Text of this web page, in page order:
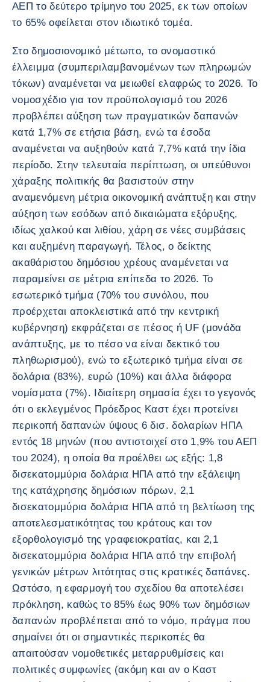
ΑΕΠ το δεύτερο τρίμηνο του 2025, εκ των οποίων
το 65% οφείλεται στον ιδιωτικό τομέα.
Στο δημοσιονομικό μέτωπο, το ονομαστικό
έλλειμμα (συμπεριλαμβανομένων των πληρωμών
τόκων) αναμένεται να μειωθεί ελαφρώς το 2026. Το
νομοσχέδιο για τον προϋπολογισμό του 2026
προβλέπει αύξηση των πραγματικών δαπανών
κατά 1,7% σε ετήσια βάση, ενώ τα έσοδα
αναμένεται να αυξηθούν κατά 7,7% κατά την ίδια
περίοδο. Στην τελευταία περίπτωση, οι υπεύθυνοι
χάραξης πολιτικής θα βασιστούν στην
αναμενόμενη μέτρια οικονομική ανάπτυξη και στην
αύξηση των εσόδων από δικαιώματα εξόρυξης,
ιδίως χαλκού και λιθίου, χάρη σε νέες συμβάσεις
και αυξημένη παραγωγή. Τέλος, ο δείκτης
ακαθάριστου δημόσιου χρέους αναμένεται να
παραμείνει σε μέτρια επίπεδα το 2026. Το
εσωτερικό τμήμα (70% του συνόλου, που
προέρχεται αποκλειστικά από την κεντρική
κυβέρνηση) εκφράζεται σε πέσος ή UF (μονάδα
ανάπτυξης, με το πέσο να είναι δεκτικό του
πληθωρισμού), ενώ το εξωτερικό τμήμα είναι σε
δολάρια (83%), ευρώ (10%) και άλλα διάφορα
νομίσματα (7%). Ιδιαίτερη σημασία έχει το γεγονός
ότι ο εκλεγμένος Πρόεδρος Καστ έχει προτείνει
περικοπή δαπανών ύψους 6 δισ. δολαρίων ΗΠΑ
εντός 18 μηνών (που αντιστοιχεί στο 1,9% του ΑΕΠ
του 2024), η οποία θα προέλθει ως εξής: 1,8
δισεκατομμύρια δολάρια ΗΠΑ από την εξάλειψη
της κατάχρησης δημόσιων πόρων, 2,1
δισεκατομμύρια δολάρια ΗΠΑ από τη βελτίωση της
αποτελεσματικότητας του κράτους και τον
εξορθολογισμό της γραφειοκρατίας, και 2,1
δισεκατομμύρια δολάρια ΗΠΑ από την επιβολή
γενικών μέτρων λιτότητας στις κρατικές δαπάνες.
Ωστόσο, η εφαρμογή του σχεδίου θα αποτελέσει
πρόκληση, καθώς το 85% έως 90% των δημόσιων
δαπανών προβλέπεται από το νόμο, πράγμα που
σημαίνει ότι οι σημαντικές περικοπές θα
απαιτούσαν νομοθετικές μεταρρυθμίσεις και
πολιτικές συμφωνίες (ακόμη και αν ο Καστ